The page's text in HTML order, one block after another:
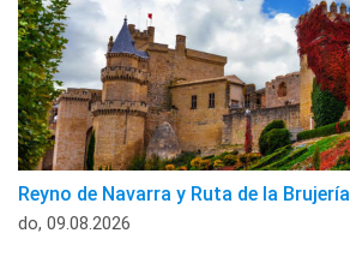
Reyno de Navarra y Ruta de la Brujería
do, 09.08.2026